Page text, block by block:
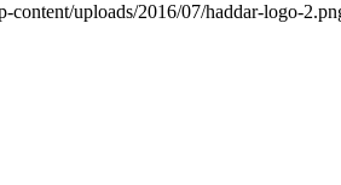
content/uploads/2016/07/haddar-logo-